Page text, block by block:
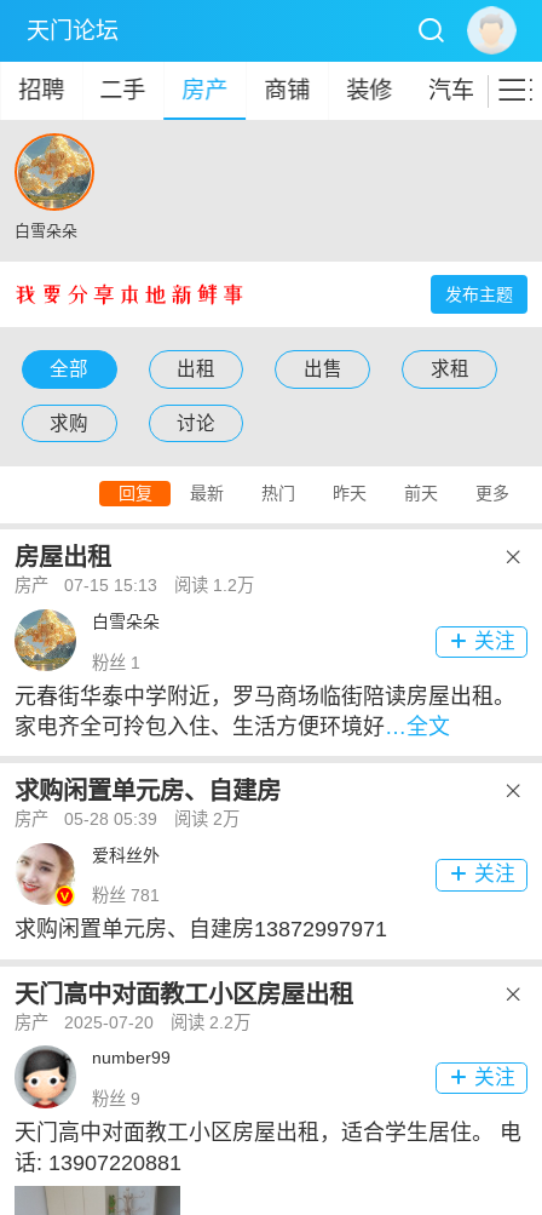
天门论坛 
招聘 二手 房产 商铺 装修 汽车 商

白雪朵朵
发布主题
全部 出租 出售 求租
求购 讨论
回复 最新 热门 昨天 前天 更多
房屋出租 
房产 07-15 15:13
阅读 1.2万
白雪朵朵
粉丝 1
 关注
元春街华泰中学附近，罗马商场临街陪读房屋出租。
家电齐全可拎包入住、生活方便环境好…全文
求购闲置单元房、自建房 
房产 05-28 05:39
阅读 2万
爱科丝外
粉丝 781
 关注
求购闲置单元房、自建房13872997971
天门高中对面教工小区房屋出租 
房产 2025-07-20
阅读 2.2万
number99
粉丝 9
 关注
天门高中对面教工小区房屋出租，适合学生居住。 电
话: 13907220881